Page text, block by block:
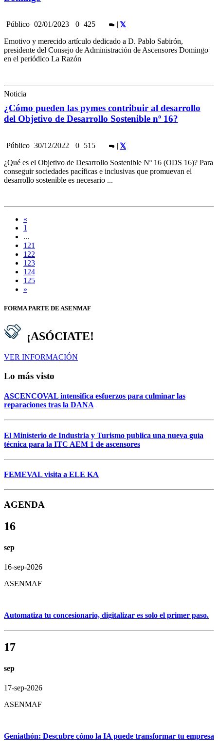
Público 02/01/2023 0 425 ||
Emotivo y merecido artículo dedicado a D. Pablo Sabirón,
presidente del Consejo de Administración de Ascensores Domingo
en el periódico La Razón
Noticia
¿Cómo pueden las pymes contribuir al desarrollo
del Objetivo de Desarrollo Sostenible nº 16?
Público 30/12/2022 0 515 ||
¿Qué es el Objetivo de Desarrollo Sostenible Nº 16 (ODS 16)? Para
conseguir sociedades pacíficas e inclusivas que promuevan el
desarrollo sostenible es necesario ...
«
1
...
121
122
123
124
125
»
FORMA PARTE DE ASENMAF
¡ASÓCIATE!
VER INFORMACIÓN
Lo más visto
ASCENCOVAL intensifica esfuerzos para culminar las
reparaciones tras la DANA
El Ministerio de Industria y Turismo publica una nueva guía
técnica para la ITC AEM 1 de ascensores
FEMEVAL visita a ELE KA
AGENDA
16
sep
16-sep-2026
ASENMAF
Automatiza tu concesionario, digitalizar es solo el primer paso.
17
sep
17-sep-2026
ASENMAF
Geniathón: Descubre cómo la IA puede transformar tu empresa